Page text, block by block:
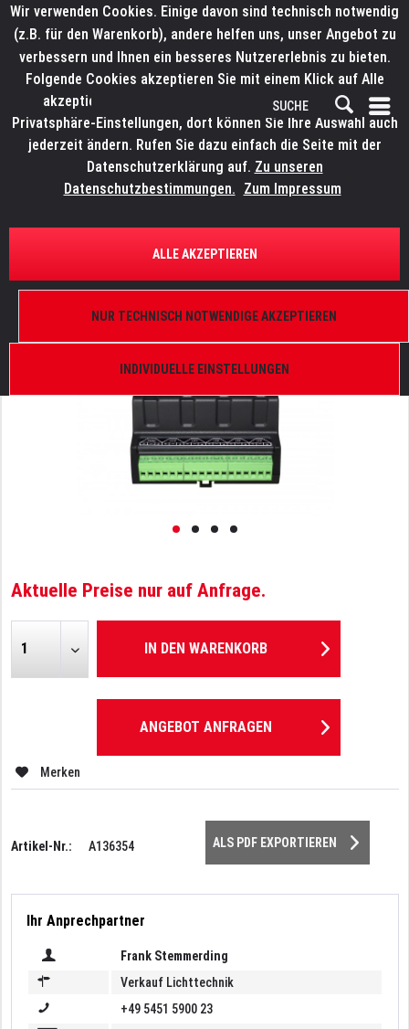
ÜBERSICHT DMX-TOOLS
VISUAL PRODUCTIONS DMXMerger
Aktuelle Preise nur auf Anfrage.
IN DEN WARENKORB
ANGEBOT ANFRAGEN
Merken
Artikel-Nr.: A136354 ALS PDF EXPORTIEREN
Ihr Anprechpartner
Frank Stemmerding
Verkauf Lichttechnik
+49 5451 5900 23
Wir verwenden Cookies. Einige davon sind technisch notwendig
(z.B. für den Warenkorb), andere helfen uns, unser Angebot zu
verbessern und Ihnen ein besseres Nutzererlebnis zu bieten.
Folgende Cookies akzeptieren Sie mit einem Klick auf Alle
akzeptieren. Weitere Informationen finden Sie in den
Privatsphäre-Einstellungen, dort können Sie Ihre Auswahl auch
jederzeit ändern. Rufen Sie dazu einfach die Seite mit der
Datenschutzerklärung auf. Zu unseren
Datenschutzbestimmungen. Zum Impressum
INDIVIDUELLE EINSTELLUNGEN
NUR TECHNISCH NOTWENDIGE AKZEPTIEREN
ALLE AKZEPTIEREN